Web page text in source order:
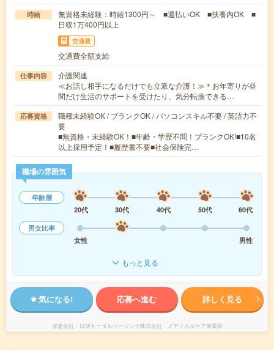
時給
無資格未経験：時給1300円～ ■週払いOK ■扶養内OK ■
日収1万400円以上
交通費
交通費全額支給
仕事内容
介護関連
≪お話し相手になるだけでも立派な介護！≫＊お年寄りが昼
間だけ生活のサポートを受けたり、気分転換できる…
応募資格
職種未経験OK / ブランクOK / パソコンスキル不要 / 英語力不
要
■無資格・未経験OK！■年齢・学歴不問！ブランクOK!■10名
以上採用予定！■履歴書不要■社会保険完…
職場の雰囲気
年齢層
20代
30代 40代 50代
60代
男女比率
女性
男性
もっと見る
気になる! 応募へ進む 詳しく見る
派遣会社 日研トータルソーシング株式会社 メディカルケア事業部